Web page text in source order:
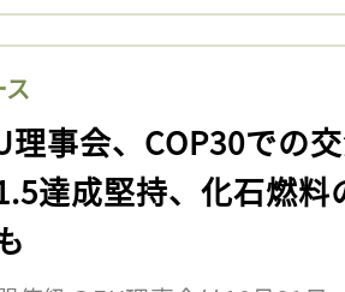
理事会、COP30での
達成堅持、化石燃料